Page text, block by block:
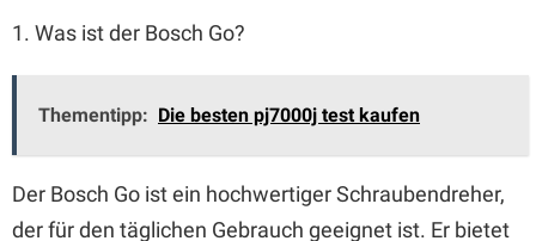
1. Was ist der Bosch Go?
Thementipp: Die besten pj7000j test kaufen
Der Bosch Go ist ein hochwertiger Schraubendreher,
der für den täglichen Gebrauch geeignet ist. Er bietet